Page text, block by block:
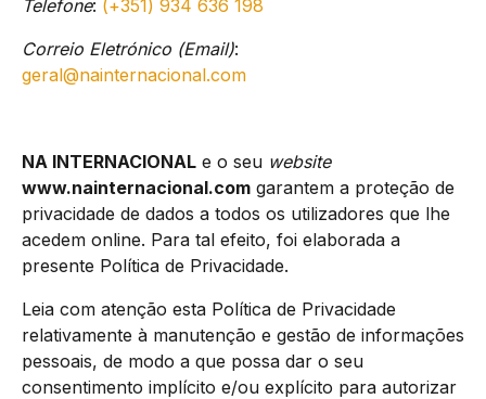
Telefone: (+351) 934 636 198
Correio Eletrónico (Email):
geral@nainternacional.com
NA INTERNACIONAL e o seu website
www.nainternacional.com garantem a proteção de
privacidade de dados a todos os utilizadores que lhe
acedem online. Para tal efeito, foi elaborada a
presente Política de Privacidade.
Leia com atenção esta Política de Privacidade
relativamente à manutenção e gestão de informações
pessoais, de modo a que possa dar o seu
consentimento implícito e/ou explícito para autorizar